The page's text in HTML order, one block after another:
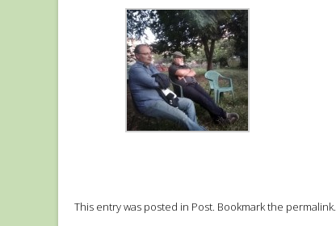
This entry was posted in Post. Bookmark the permalink.